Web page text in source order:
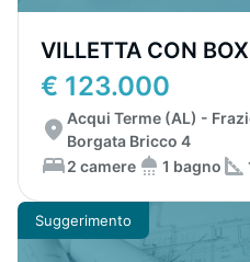
VILLETTA CON
€ 123.000
Acqui Terme (AL) -
Borgata Bricco 4
2 camere
1 bagno
Suggerimento